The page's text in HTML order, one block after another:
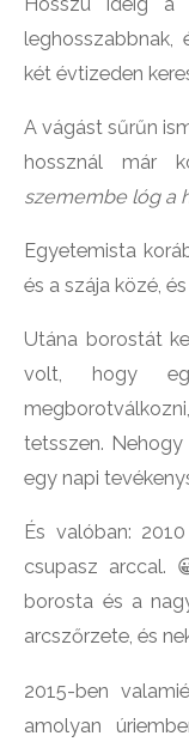
leghosszabbnak,
két évtizeden
A vágást sűrűn
hossznál már
szemembe lóg a
Egyetemista
és a szája közé,
Utána borostát
volt, hogy
tetsszen.
egy napi
És valóban:
csupasz arccal.
borosta és a
arcszőrzete, és
2015-ben
amolyan